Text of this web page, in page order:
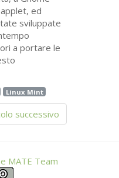
ed
sviluppate
a portare le
Linux Mint
successivo
MATE Team